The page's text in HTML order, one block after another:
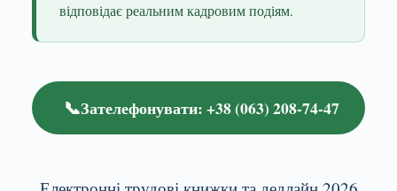
відповідає реальним кадровим подіям.
📞Зателефонувати: +38 (063) 208-74-47